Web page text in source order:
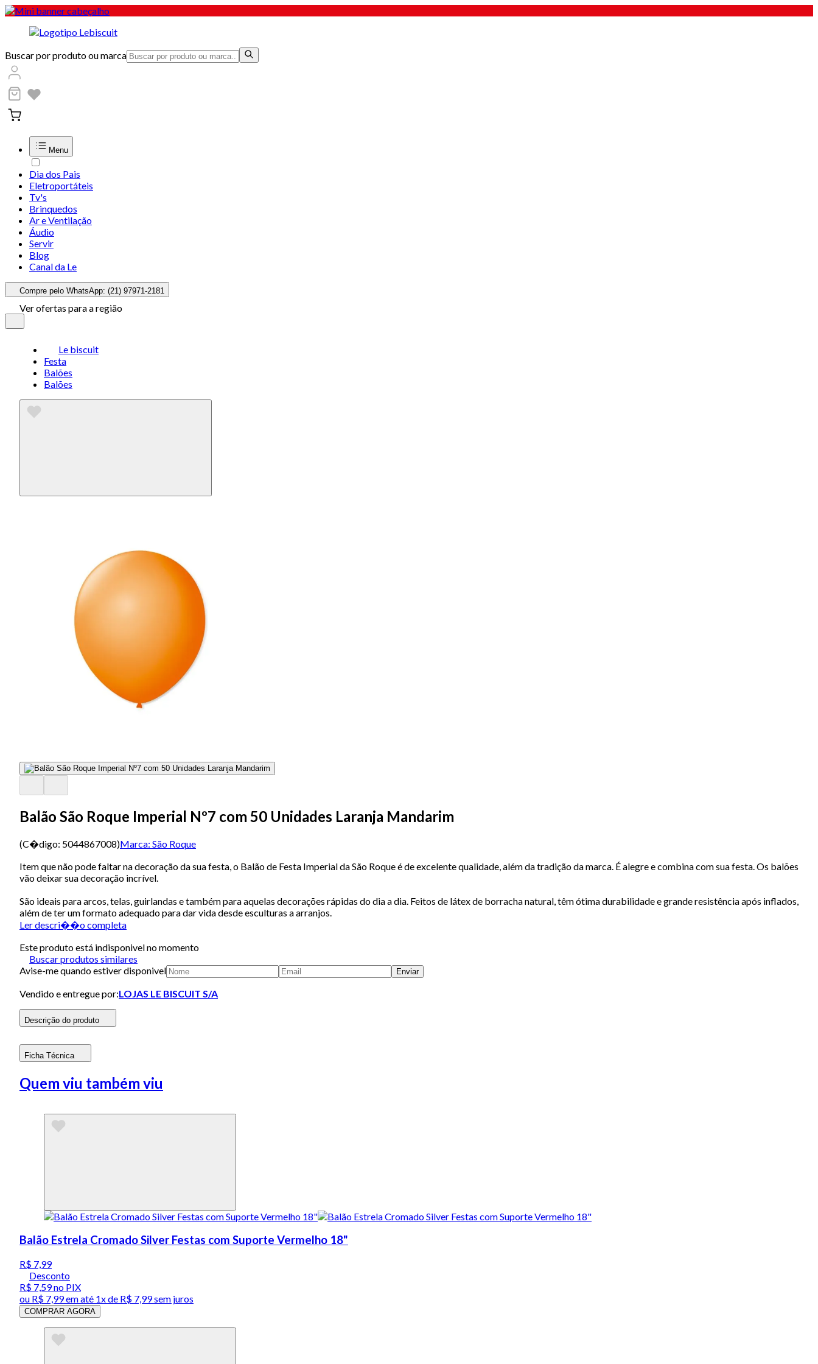
Buscar por produto ou marca
Menu
Dia dos Pais
Eletroportáteis
Tv's
Brinquedos
Ar e Ventilação
Áudio
Servir
Blog
Canal da Le
Compre pelo WhatsApp: (21) 97971-2181
Ver ofertas para a região
Le biscuit
Festa
Balões
Balões
Balão São Roque Imperial Nº7 com 50 Unidades Laranja Mandarim
(C�digo: 5044867008)Marca: São Roque
Item que não pode faltar na decoração da sua festa, o Balão de Festa Imperial da São Roque é de excelente qualidade, além da tradição da marca. É alegre e combina com sua festa. Os balões
vão deixar sua decoração incrível.
São ideais para arcos, telas, guirlandas e também para aquelas decorações rápidas do dia a dia. Feitos de látex de borracha natural, têm ótima durabilidade e grande resistência após inflados,
além de ter um formato adequado para dar vida desde esculturas a arranjos.
Ler descri��o completa
Este produto está indisponivel no momento
Buscar produtos similares
Avise-me quando estiver disponivel
Enviar
Vendido e entregue por:LOJAS LE BISCUIT S/A
Descrição do produto
Ficha Técnica
Quem viu também viu
Balão Estrela Cromado Silver Festas com Suporte Vermelho 18"
R$ 7,99
Desconto
R$ 7,59no PIX
ou R$ 7,99em até 1x de R$ 7,99sem juros
COMPRAR AGORA